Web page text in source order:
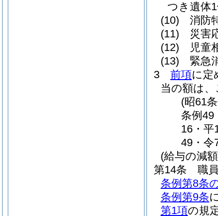
つき遺体
(10)
消防
(11)
災害
(12)
児童
(13)
緊急
3
前項に定
当の額は
(昭61
条例49
16・平
49・令
(給与の減
第14条
職
条例第8条
条例第9条
第1項の規